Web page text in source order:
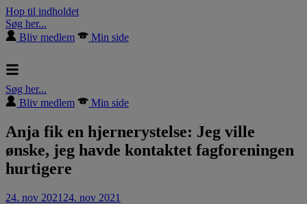
Hop til indholdet
Søg her...
Bliv medlem
Min side
Søg her...
Bliv medlem
Min side
Anja fik en hjernerystelse: Jeg ville
ønske, jeg havde kontaktet fagforeningen
hurtigere
24. nov 2021 24. nov 2021